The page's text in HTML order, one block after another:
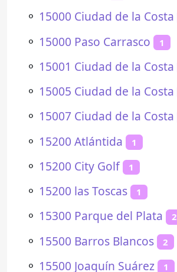
⚬ 15000 Ciudad de la Costa
⚬ 15000 Paso Carrasco 1
⚬ 15001 Ciudad de la Costa
⚬ 15005 Ciudad de la Costa
⚬ 15007 Ciudad de la Costa
⚬ 15200 Atlántida 1
⚬ 15200 City Golf 1
⚬ 15200 las Toscas 1
⚬ 15300 Parque del Plata 2
⚬ 15500 Barros Blancos 2
⚬ 15500 Joaquín Suárez 1